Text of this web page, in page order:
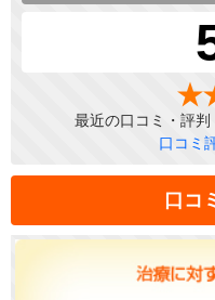
最近の口コミ・評判
口コミ
口コ